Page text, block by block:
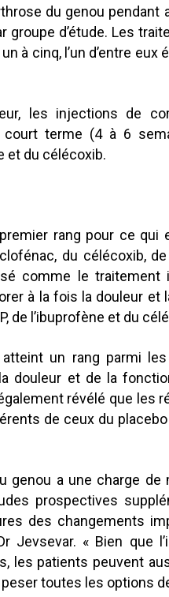
du genou
d’étude. Les
à cinq, l’un d’entre
les injections de
terme (4 à 6
et du célécoxib.
rang pour ce qui
du célécoxib,
comme le
à la fois la douleur
de l’ibuprofène et du
atteint un rang parmi
douleur et de la
révélé que les
de ceux du
genou a une charge
prospectives
des changements
Jevsevar. « Bien que
les patients peuvent
toutes les options